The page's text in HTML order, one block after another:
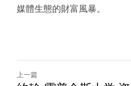
媒體生態的財富風暴。
上一篇